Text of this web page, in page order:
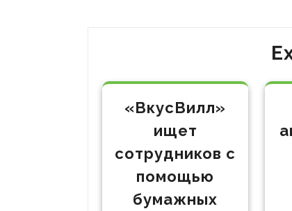
«ВкусВилл»
ищет
сотрудников с
помощью
бумажных